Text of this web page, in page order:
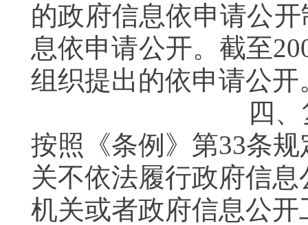
的政府信息依申请公
息依申请公开。截至
组织提出的依申请公开
四
按照《条例》第33条
关不依法履行政府信
机关或者政府信息公